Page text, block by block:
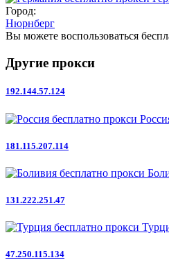
Город:
Нюрнберг
Вы можете воспользоваться
Другие прокси
192.144.57.124
181.115.207.114
131.222.251.47
47.250.115.134